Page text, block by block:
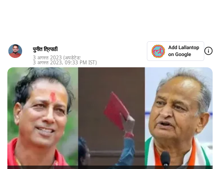
पुनीत त्रिपाठी
3 अगस्त 2023 (अपडेटेड:
3 अगस्त 2023, 09:33 PM IST)